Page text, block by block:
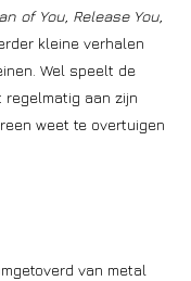
of You, Release You,
kleine verhalen
Wel speelt de
aan zijn
weet te overtuigen
van metal